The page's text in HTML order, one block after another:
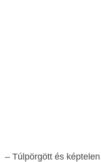
– Túlpörgött és